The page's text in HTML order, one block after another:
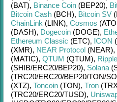
(BAT), Binance Coin (BEP20),
Bitcoin Cash (BCH), Bitcoin SV
ChainLink (LINK), Cosmos
(DASH), Dogecoin (DOGE),
Ethereum Classic (ETC), ICON
(XMR), NEAR Protocol (NEAR),
(MATIC), QTUM (QTUM), Ripple
(SHIB/ERC20/BEP20), Solana
(TRC20/ERC20/BEP20/TON/
(XTZ), Toncoin (TON), Tron
(TRC20/ERC20/TUSD),